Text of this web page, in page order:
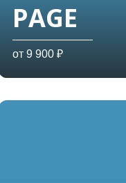
PAGE
от 9 900 ₽